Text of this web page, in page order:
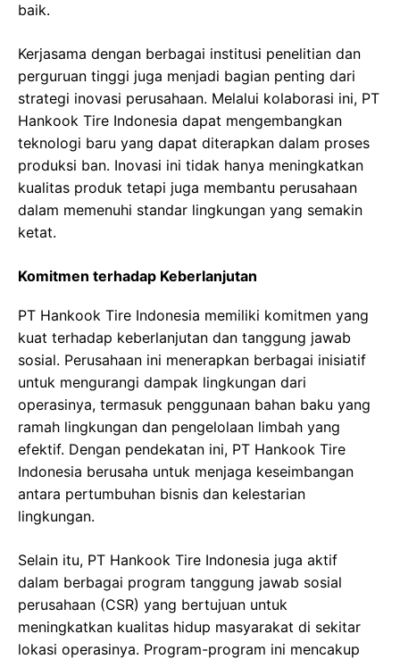
baik.
Kerjasama dengan berbagai institusi penelitian dan
perguruan tinggi juga menjadi bagian penting dari
strategi inovasi perusahaan. Melalui kolaborasi ini, PT
Hankook Tire Indonesia dapat mengembangkan
teknologi baru yang dapat diterapkan dalam proses
produksi ban. Inovasi ini tidak hanya meningkatkan
kualitas produk tetapi juga membantu perusahaan
dalam memenuhi standar lingkungan yang semakin
ketat.
Komitmen terhadap Keberlanjutan
PT Hankook Tire Indonesia memiliki komitmen yang
kuat terhadap keberlanjutan dan tanggung jawab
sosial. Perusahaan ini menerapkan berbagai inisiatif
untuk mengurangi dampak lingkungan dari
operasinya, termasuk penggunaan bahan baku yang
ramah lingkungan dan pengelolaan limbah yang
efektif. Dengan pendekatan ini, PT Hankook Tire
Indonesia berusaha untuk menjaga keseimbangan
antara pertumbuhan bisnis dan kelestarian
lingkungan.
Selain itu, PT Hankook Tire Indonesia juga aktif
dalam berbagai program tanggung jawab sosial
perusahaan (CSR) yang bertujuan untuk
meningkatkan kualitas hidup masyarakat di sekitar
lokasi operasinya. Program-program ini mencakup